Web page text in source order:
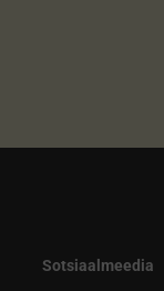
Sotsiaalmeedia